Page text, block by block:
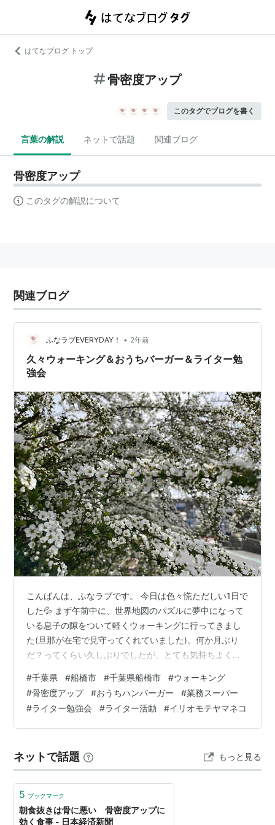
はてなブログ トップ
骨密度アップ
このタグでブログを書く
言葉の解説 ネットで話題 関連ブログ
骨密度アップ
このタグの解説について
関連ブログ
ふなラブEVERYDAY！ • 2年前
久々ウォーキング＆おうちバーガー＆ライター勉
強会
こんばんは、ふなラブです。 今日は色々慌ただしい1日で
した💦 まず午前中に、世界地図のパズルに夢中になって
いる息子の隙をついて軽くウォーキングに行ってきまし
た(旦那が在宅で見守ってくれていました)。何か月ぶり
だ？ってくらい久しぶりでしたが、とても気持ちよく歩
のはウインドをブレイクしてくれないタイプなので冷た
い風がキツかったです(最早それはただの薄い上着…)。
ユキヤナギが満開でした 小学校では卒業式が行われてい
ました 本日のコース メダルをもえらえました✨ 帰宅する
そんなに夢中になるなんて、本…
#千葉県 #船橋市 #千葉県船橋市 #ウォーキング
#骨密度アップ #おうちハンバーガー #業務スーパー
#ライター勉強会 #ライター活動 #イリオモテヤマネコ
ネットで話題 もっと見る
5 ブックマーク
朝食抜きは骨に悪い 骨密度アップに
効く食事 - 日本経済新聞